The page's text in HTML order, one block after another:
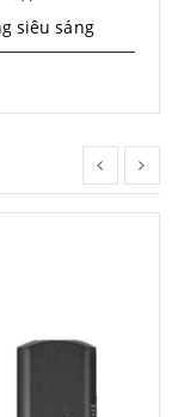
siêu sáng